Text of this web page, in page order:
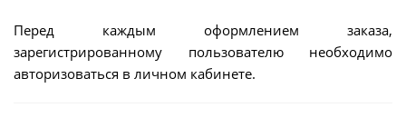
Перед каждым оформлением заказа,
зарегистрированному пользователю необходимо
авторизоваться в личном кабинете.